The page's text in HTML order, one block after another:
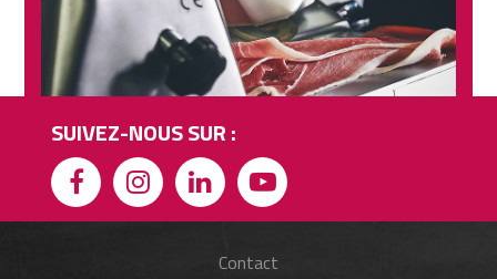
SUIVEZ-NOUS SUR :
Contact